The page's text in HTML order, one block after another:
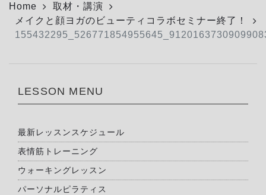
Home
取材・講演
メイクと顔ヨガのビューティコラボセミナー終了！
LESSON MENU
最新レッスンスケジュール
表情筋トレーニング
ウォーキングレッスン
パーソナルピラティス